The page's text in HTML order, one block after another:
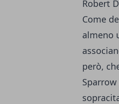
Robert
Come
almeno
però,